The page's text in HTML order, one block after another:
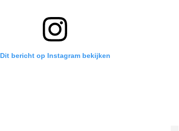
Dit bericht op Instagram bekijken